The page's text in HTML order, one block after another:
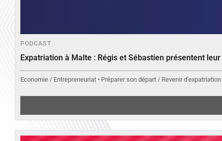
PODCAST
Expatriation à Malte : Régis et Sébastien présentent
Economie / Entrepreneuriat • Préparer son départ / Revenir d'expatriation